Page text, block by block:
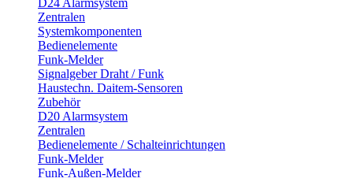
Zentralen
Systemkomponenten
Bedienelemente
Funk-Melder
Signalgeber Draht / Funk
Haustechn. Daitem-Sensoren
Zubehör
D20 Alarmsystem
Zentralen
Bedienelemente / Schalteinrichtungen
Funk-Melder
Funk-Außen-Melder